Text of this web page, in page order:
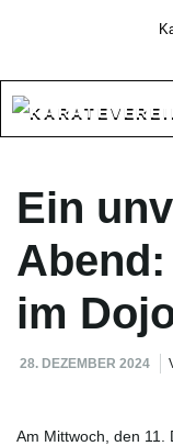
Ein
im
28. DEZEMBER 2024
Am Mittwoch, den 11.